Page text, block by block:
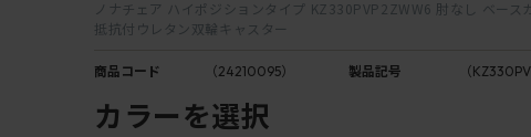
ノナチェア ハイポジションタイプ KZ330PVP2ZWW6 肘なし ベース
抵抗付ウレタン双輪キャスター
商品コード （24210095） 製品記号 （
カラーを選択